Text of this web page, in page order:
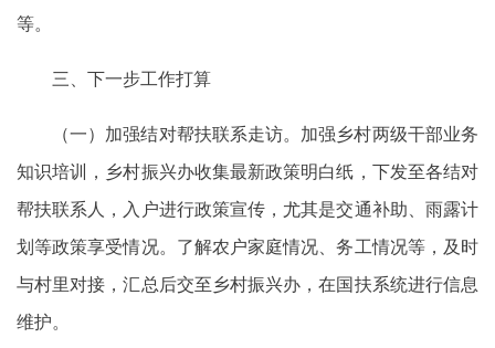
等。
三、下一步工作打算
（一）加强结对帮扶联系走访。加强乡村两级干部业务
知识培训，乡村振兴办收集最新政策明白纸，下发至各结对
帮扶联系人，入户进行政策宣传，尤其是交通补助、雨露计
划等政策享受情况。了解农户家庭情况、务工情况等，及时
与村里对接，汇总后交至乡村振兴办，在国扶系统进行信息
维护。